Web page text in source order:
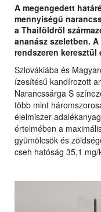
A megengedett
mennyiségű
a Thaiföldről
ananász szeletben.
rendszeren keresztül
Szlovákiába és
ízesítésű kandírozott
Narancssárga S
több mint
élelmiszer-
értelmében a
gyümölcsök és
cseh hatóság 35,1